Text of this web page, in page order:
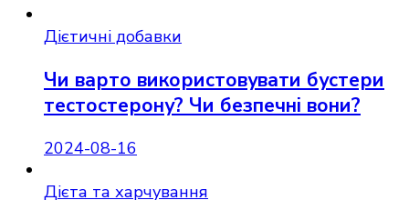
Дієтичні добавки
Чи варто використовувати бустери
тестостерону? Чи безпечні вони?
2024-08-16
Дієта та харчування